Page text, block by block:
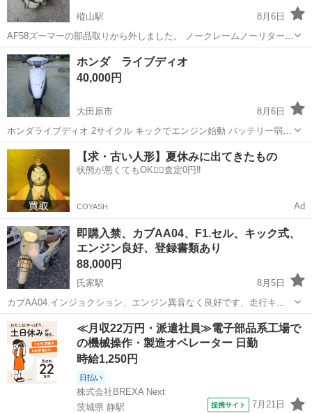
樅山駅
8月6日
AF58ズーマーの部品取りから外しました。 ノークレームノーリターン
でお願いいたします。
栃木 鹿沼市 樅山駅 ホンダ
ホンダ ライブディオ
40,000円
大田原市
8月6日
ホンダライブディオ 2サイクル キックでエンジン始動 バッテリー弱い
鍵、書類あり 外装傷、割れあり 走る、止まる確認済み レストアベー
スもしくは部品取り 完璧を求める方や細かい事が気になる方は、他で
購入してください レス...
栃木 大田原市 ホンダ
【求・古い人形】夏休みに出てきたもの
状態が悪くてもOK🙆‍♀️査定0円‼️
COYASH Ad
即購入禁、カブAA04、F1.セル、キック式、
エンジン良好、登録書類あり
88,000円
氏家駅
8月5日
カブAA04.インジョクション、エンジン異音なく良好です、走行キロ
35000弱、バッテリー新品、オイル交換済み、タイヤ後ろ新品交換済
み、ブレーキシュー後ろ新品交換済み、整備済みですがプロではあり
ませんので不安でしたら、専門の...
栃木 さくら市 氏家駅 ホンダ
≪月収22万円・派遣社員≫電子部品系工場で
の機械操作・製造オペレーター 日勤
時給1,250円
日払い
株式会社BREXA Next
茨城県 静駅
提携サイト 7月21日